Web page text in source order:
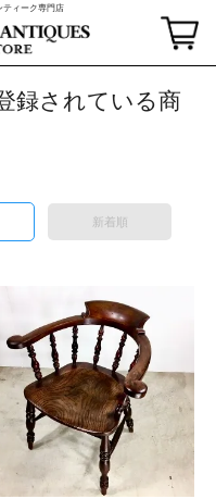
ティーク専門店
録されている商
新着順